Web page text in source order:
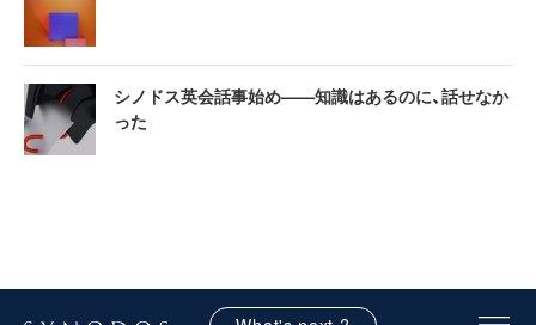
シノドス英会話事始め——知識はあるのに、話せなか
った